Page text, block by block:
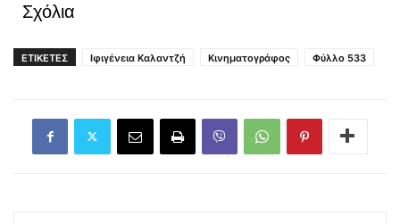
Σχόλια
ΕΤΙΚΕΤΕΣ Ιφιγένεια Καλαντζή Κινηματογράφος Φύλλο 533